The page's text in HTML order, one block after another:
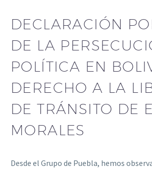
DECLARACIÓN
DE LA
POLÍTICA EN
DERECHO A LA
DE TRÁNSITO DE
MORALES
Desde el Grupo de Puebla, hemos